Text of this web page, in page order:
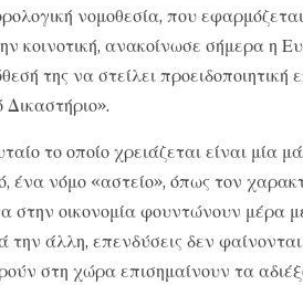
νομοθεσία, που
κοινοτική, ανακοίνωσε σήμερα η
της να στείλει προειδοποιητική
το οποίο χρειάζεται είναι μία
νόμο «αστείο», όπως τον
στην οικονομία φουντώνουν μέρα
την άλλη, επενδύσεις δεν
στη χώρα επισημαίνουν τα